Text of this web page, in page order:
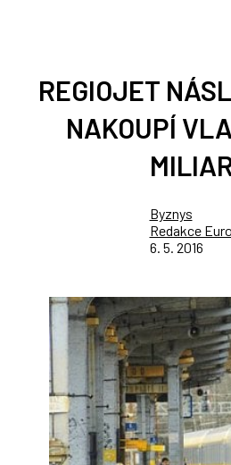
REGIOJET
NAKOUPÍ
Byznys
Redakce
6. 5. 2016